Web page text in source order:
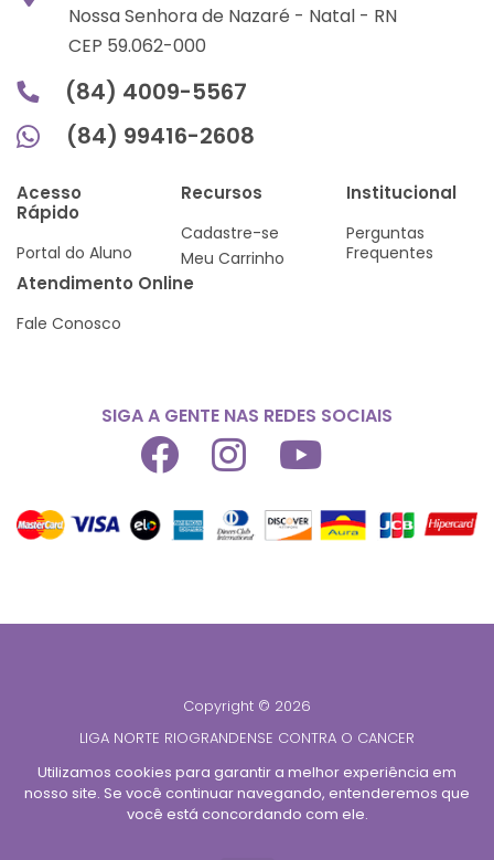
Nossa Senhora de Nazaré - Natal - RN
CEP 59.062-000
(84) 4009-5567
(84) 99416-2608
Acesso
Rápido
Portal do Aluno
Recursos
Cadastre-se
Meu Carrinho
Institucional
Perguntas
Frequentes
Atendimento Online
Fale Conosco
SIGA A GENTE NAS REDES SOCIAIS
Copyright © 2026
LIGA NORTE RIOGRANDENSE CONTRA O CANCER
CNPJ 08.428.765/0001-39
Todos os direitos reservados
Utilizamos cookies para garantir a melhor experiência em
nosso site. Se você continuar navegando, entenderemos que
você está concordando com ele.